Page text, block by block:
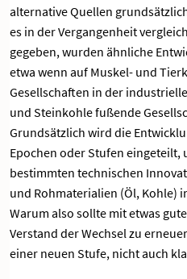
alternative Quellen
es in der Vergangenheit
gegeben, wurden ähnliche
etwa wenn auf Muskel- und
Gesellschaften in der
und Steinkohle fußende
Grundsätzlich wird die
Epochen oder Stufen eingeteilt,
bestimmten technischen
und Rohmaterialien (Öl, Kohle)
Warum also sollte mit etwas
Verstand der Wechsel zu
einer neuen Stufe, nicht auch